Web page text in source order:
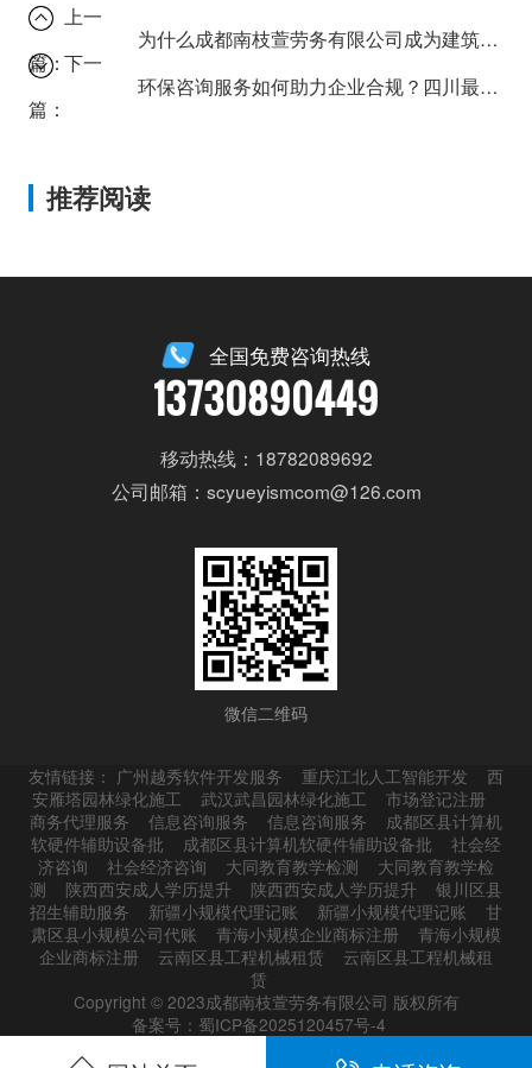
上一
篇：
为什么成都南枝萱劳务有限公司成为建筑工地的首选？
下一
篇：
环保咨询服务如何助力企业合规？四川最新政策解读。
推荐阅读
全国免费咨询热线
13730890449
移动热线：18782089692
公司邮箱：scyueyismcom@126.com
微信二维码
友情链接： 广州越秀软件开发服务 重庆江北人工智能开发
西
安雁塔园林绿化施工
武汉武昌园林绿化施工
市场登记注册
商务代理服务
信息咨询服务 信息咨询服务
成都区县计算机
软硬件辅助设备批
成都区县计算机软硬件辅助设备批
社会经
济咨询
社会经济咨询 大同教育教学检测
大同教育教学检
测
陕西西安成人学历提升 陕西西安成人学历提升
银川区县
招生辅助服务
新疆小规模代理记账 新疆小规模代理记账
甘
肃区县小规模公司代账
青海小规模企业商标注册
青海小规模
企业商标注册
云南区县工程机械租赁
云南区县工程机械租
赁
Copyright © 2023成都南枝萱劳务有限公司 版权所有
备案号：蜀ICP备2025120457号-4